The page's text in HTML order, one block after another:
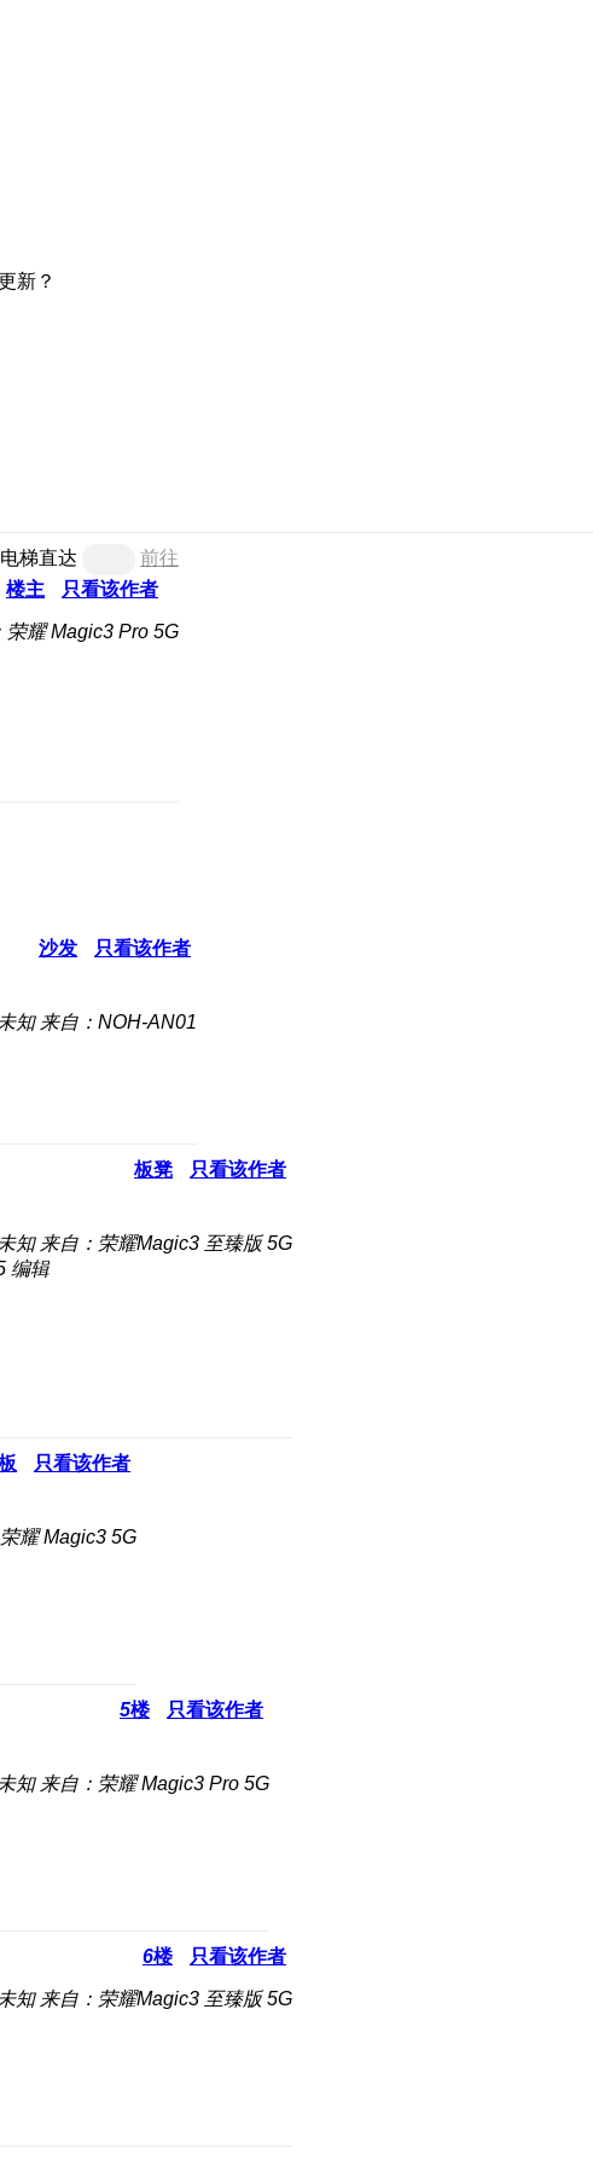
新？
电梯直达
前往
楼主
只看该作者
荣耀 Magic3 Pro 5G
沙发 只看该作者
知 来自：NOH-AN01
板凳 只看该作者
知 来自：荣耀Magic3 至臻版 5G
编辑
只看该作者
耀 Magic3 5G
5楼 只看该作者
知 来自：荣耀 Magic3 Pro 5G
6楼 只看该作者
知 来自：荣耀Magic3 至臻版 5G